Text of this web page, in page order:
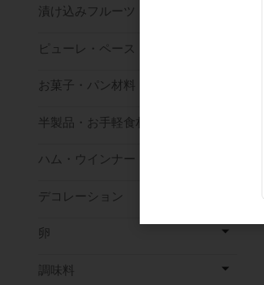
漬け込みフルーツ
ピューレ・ペースト
お菓子・パン材料
半製品・お手軽食材
ハム・ウインナー
デコレーション
卵
調味料